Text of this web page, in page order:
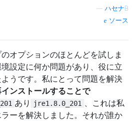
ハセナB
ソース
オプションのほとんどを試しま
境設定に何か問題があり、役に立
うです。私にとって問題を解決
ンストールすることで
あり jre1.8.0_201
、これは私
ーを解決しました。それが誰か